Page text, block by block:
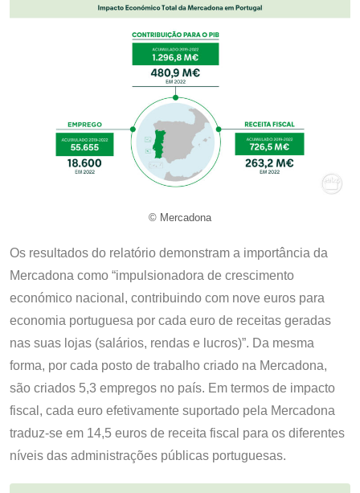
© Mercadona
Os resultados do relatório demonstram a importância da
Mercadona como “impulsionadora de crescimento
económico nacional, contribuindo com nove euros para
economia portuguesa por cada euro de receitas geradas
nas suas lojas (salários, rendas e lucros)”. Da mesma
forma, por cada posto de trabalho criado na Mercadona,
são criados 5,3 empregos no país. Em termos de impacto
fiscal, cada euro efetivamente suportado pela Mercadona
traduz-se em 14,5 euros de receita fiscal para os diferentes
níveis das administrações públicas portuguesas.